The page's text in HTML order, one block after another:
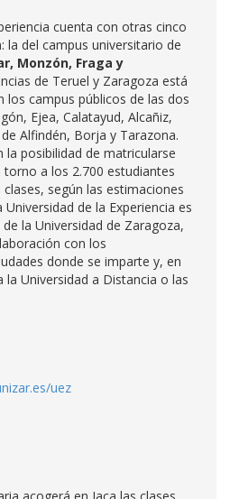
cuenta con otras cinco
la del campus universitario de
Monzón, Fraga y
de Teruel y Zaragoza está
los campus públicos de las dos
Ejea, Calatayud, Alcañiz,
Alfindén, Borja y Tarazona.
posibilidad de matricularse
torno a los 2.700 estudiantes
según las estimaciones
de la Experiencia es
la Universidad de Zaragoza,
con los
donde se imparte y, en
Universidad a Distancia o las
uez